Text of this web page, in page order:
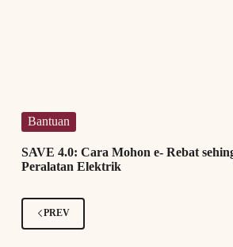
Bantuan
SAVE 4.0: Cara Mohon e- Rebat
Peralatan Elektrik
PREV